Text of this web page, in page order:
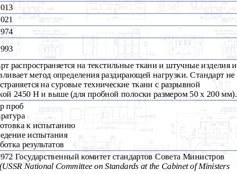
распространяется на текстильные ткани и штучные изделия и
метод определения раздирающей нагрузки. Стандарт не
на суровые технические ткани с разрывной
2450 Н и выше (для пробной полоски размером 50 х 200 мм).
проб
к испытанию
испытания
результатов
Государственный комитет стандартов Совета Министров
(USSR National Committee on Standards at the Cabinet of Ministers